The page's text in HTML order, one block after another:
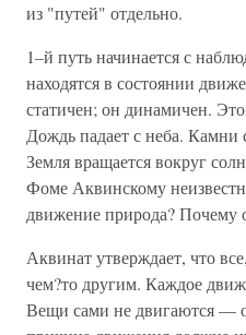
из "путей" отдельно.
1–й путь начинается с
находятся в состоянии
статичен; он динамичен.
Дождь падает с неба.
Земля вращается вокруг
Фоме Аквинскому
движение природа? Почему
Аквинат утверждает, что
чем?то другим. Каждое
Вещи сами не двигаются —